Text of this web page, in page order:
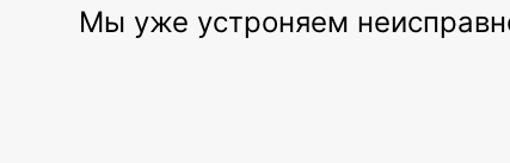
Мы уже устроняем